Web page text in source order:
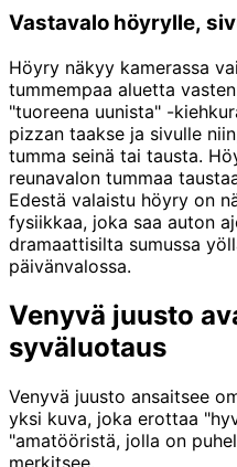
Vastavalo höyrylle,
Höyry näkyy kamerassa
tummempaa aluetta
"tuoreena uunista" -
pizzan taakse ja sivulle
tumma seinä tai tausta.
reunavalon tummaa
Edestä valaistu höyry on
fysiikkaa, joka saa auton
dramaattisilta sumussa
päivänvalossa.
Venyvä juusto
syväluotaus
Venyvä juusto ansaitsee
yksi kuva, joka erottaa
"amatööristä, jolla on
merkitsee.